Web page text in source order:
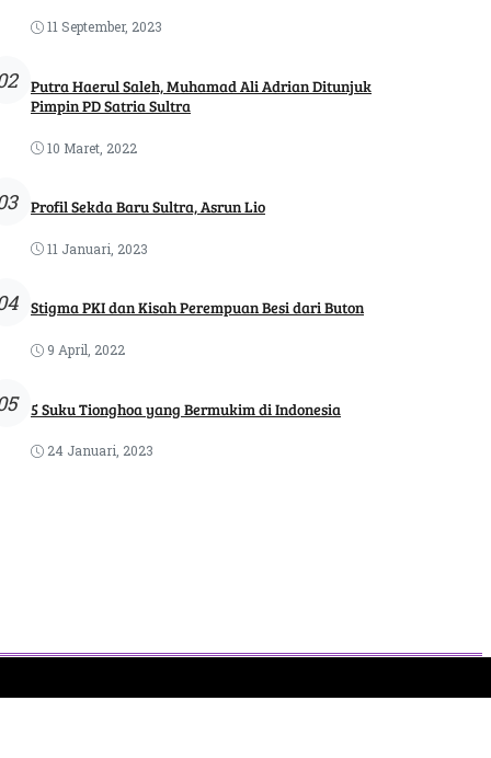
11 September, 2023
Putra Haerul Saleh, Muhamad Ali Adrian Ditunjuk
Pimpin PD Satria Sultra
10 Maret, 2022
Profil Sekda Baru Sultra, Asrun Lio
11 Januari, 2023
Stigma PKI dan Kisah Perempuan Besi dari Buton
9 April, 2022
5 Suku Tionghoa yang Bermukim di Indonesia
24 Januari, 2023